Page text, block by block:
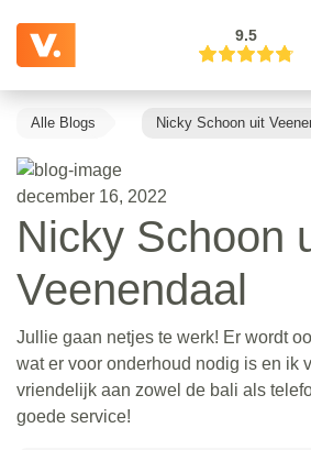
9.5
Alle Blogs Nicky Schoon uit
december 16, 2022
Nicky Schoon
Veenendaal
Jullie gaan netjes te werk! Er wordt
wat er voor onderhoud nodig is en ik
vriendelijk aan zowel de bali als
goede service!